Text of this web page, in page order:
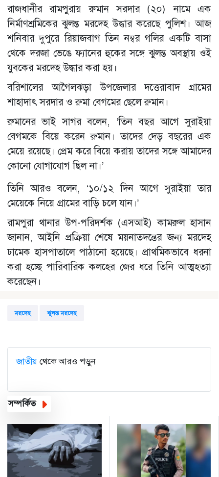
রাজধানীর রামপুরায় রুমান সরদার (২০) নামে এক
নির্মাণশ্রমিকের ঝুলন্ত মরদেহ উদ্ধার করেছে পুলিশ। আজ
শনিবার দুপুরে রিয়াজবাগ তিন নম্বর গলির একটি বাসা
থেকে দরজা ভেঙে ফ্যানের হুকের সঙ্গে ঝুলন্ত অবস্থায় ওই
যুবকের মরদেহ উদ্ধার করা হয়।
বরিশালের আগৈলঝড়া উপজেলার দত্তেরাবাদ গ্রামের
শাহাদাৎ সরদার ও রুমা বেগমের ছেলে রুমান।
রুমানের ভাই সাগর বলেন, ‘তিন বছর আগে সুরাইয়া
বেগমকে বিয়ে করেন রুমান। তাদের দেড় বছরের এক
মেয়ে রয়েছে। প্রেম করে বিয়ে করায় তাদের সঙ্গে আমাদের
কোনো যোগাযোগ ছিল না।’
তিনি আরও বলেন, ‘১০/১২ দিন আগে সুরাইয়া তার
মেয়েকে নিয়ে গ্রামের বাড়ি চলে যান।’
রামপুরা থানার উপ-পরিদর্শক (এসআই) কামরুল হাসান
জানান, আইনি প্রক্রিয়া শেষে ময়নাতদন্তের জন্য মরদেহ
ঢামেক হাসপাতালে পাঠানো হয়েছে। প্রাথমিকভাবে ধরনা
করা হচ্ছে পারিবারিক কলহের জের ধরে তিনি আত্মহত্যা
করেছেন।
মরদেহ ঝুলন্ত মরদেহ
জাতীয় থেকে আরও পড়ুন
সম্পর্কিত